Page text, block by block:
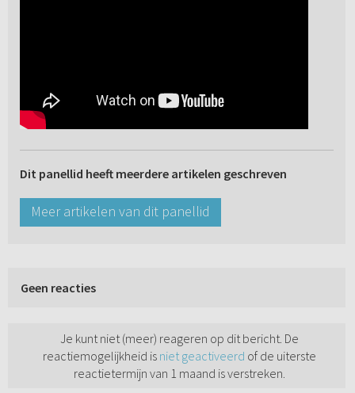
Dit panellid heeft meerdere artikelen geschreven
Meer artikelen van dit panellid
Geen reacties
Je kunt niet (meer) reageren op dit bericht. De
reactiemogelijkheid is niet geactiveerd of de uiterste
reactietermijn van 1 maand is verstreken.